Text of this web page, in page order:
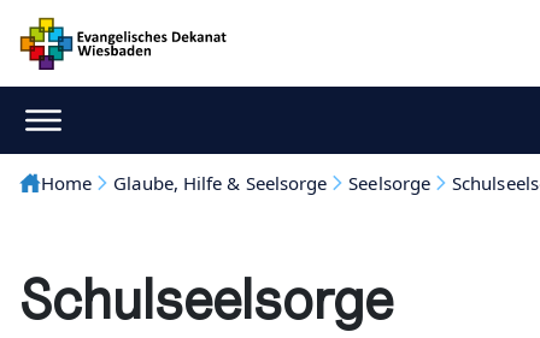
Home Glaube, Hilfe & Seelsorge Seelsorge
Schulseelsorge